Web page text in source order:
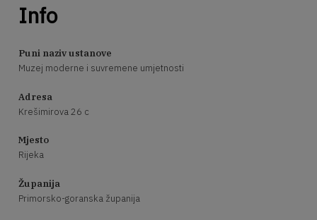
Info
Puni naziv ustanove
Muzej moderne i suvremene umjetnosti
Adresa
Krešimirova 26 c
Mjesto
Rijeka
Županija
Primorsko-goranska županija